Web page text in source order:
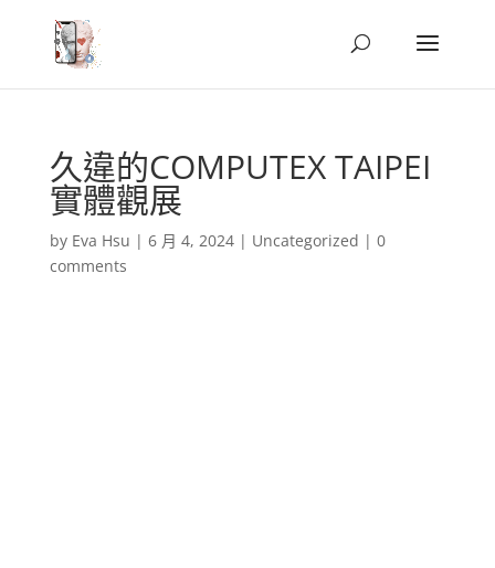
久違的COMPUTEX TAIPEI
實體觀展
by Eva Hsu | 6 月 4, 2024| Uncategorized | 0
comments